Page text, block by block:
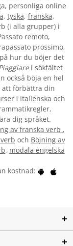
personliga online
, tyska, franska,
(i alla grupper) i
remoto,
prossimo,
hur du böjer det
i sökfältet
också böja en hel
att förbättra din
i italienska och
dig språket.
av franska verb ,
och Böjning av
, modala engelska
kostnad: